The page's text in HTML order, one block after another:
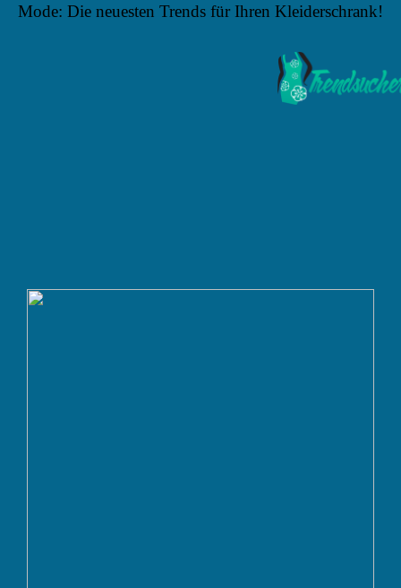
Mode: Die neuesten Trends für Ihren Kleiderschrank!